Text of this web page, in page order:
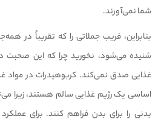
شما نمی‌آورند.
بنابراین، فریب جملاتی را که تقریباً در
شنیده می‌شود، نخورید چرا که این صحبت
غذایی صدق نمی‌کند. کربوهیدرات در مواد
اساسی یک رژیم غذایی سالم هستند، زیرا
بدنی را برای بدن فراهم کنند. برای